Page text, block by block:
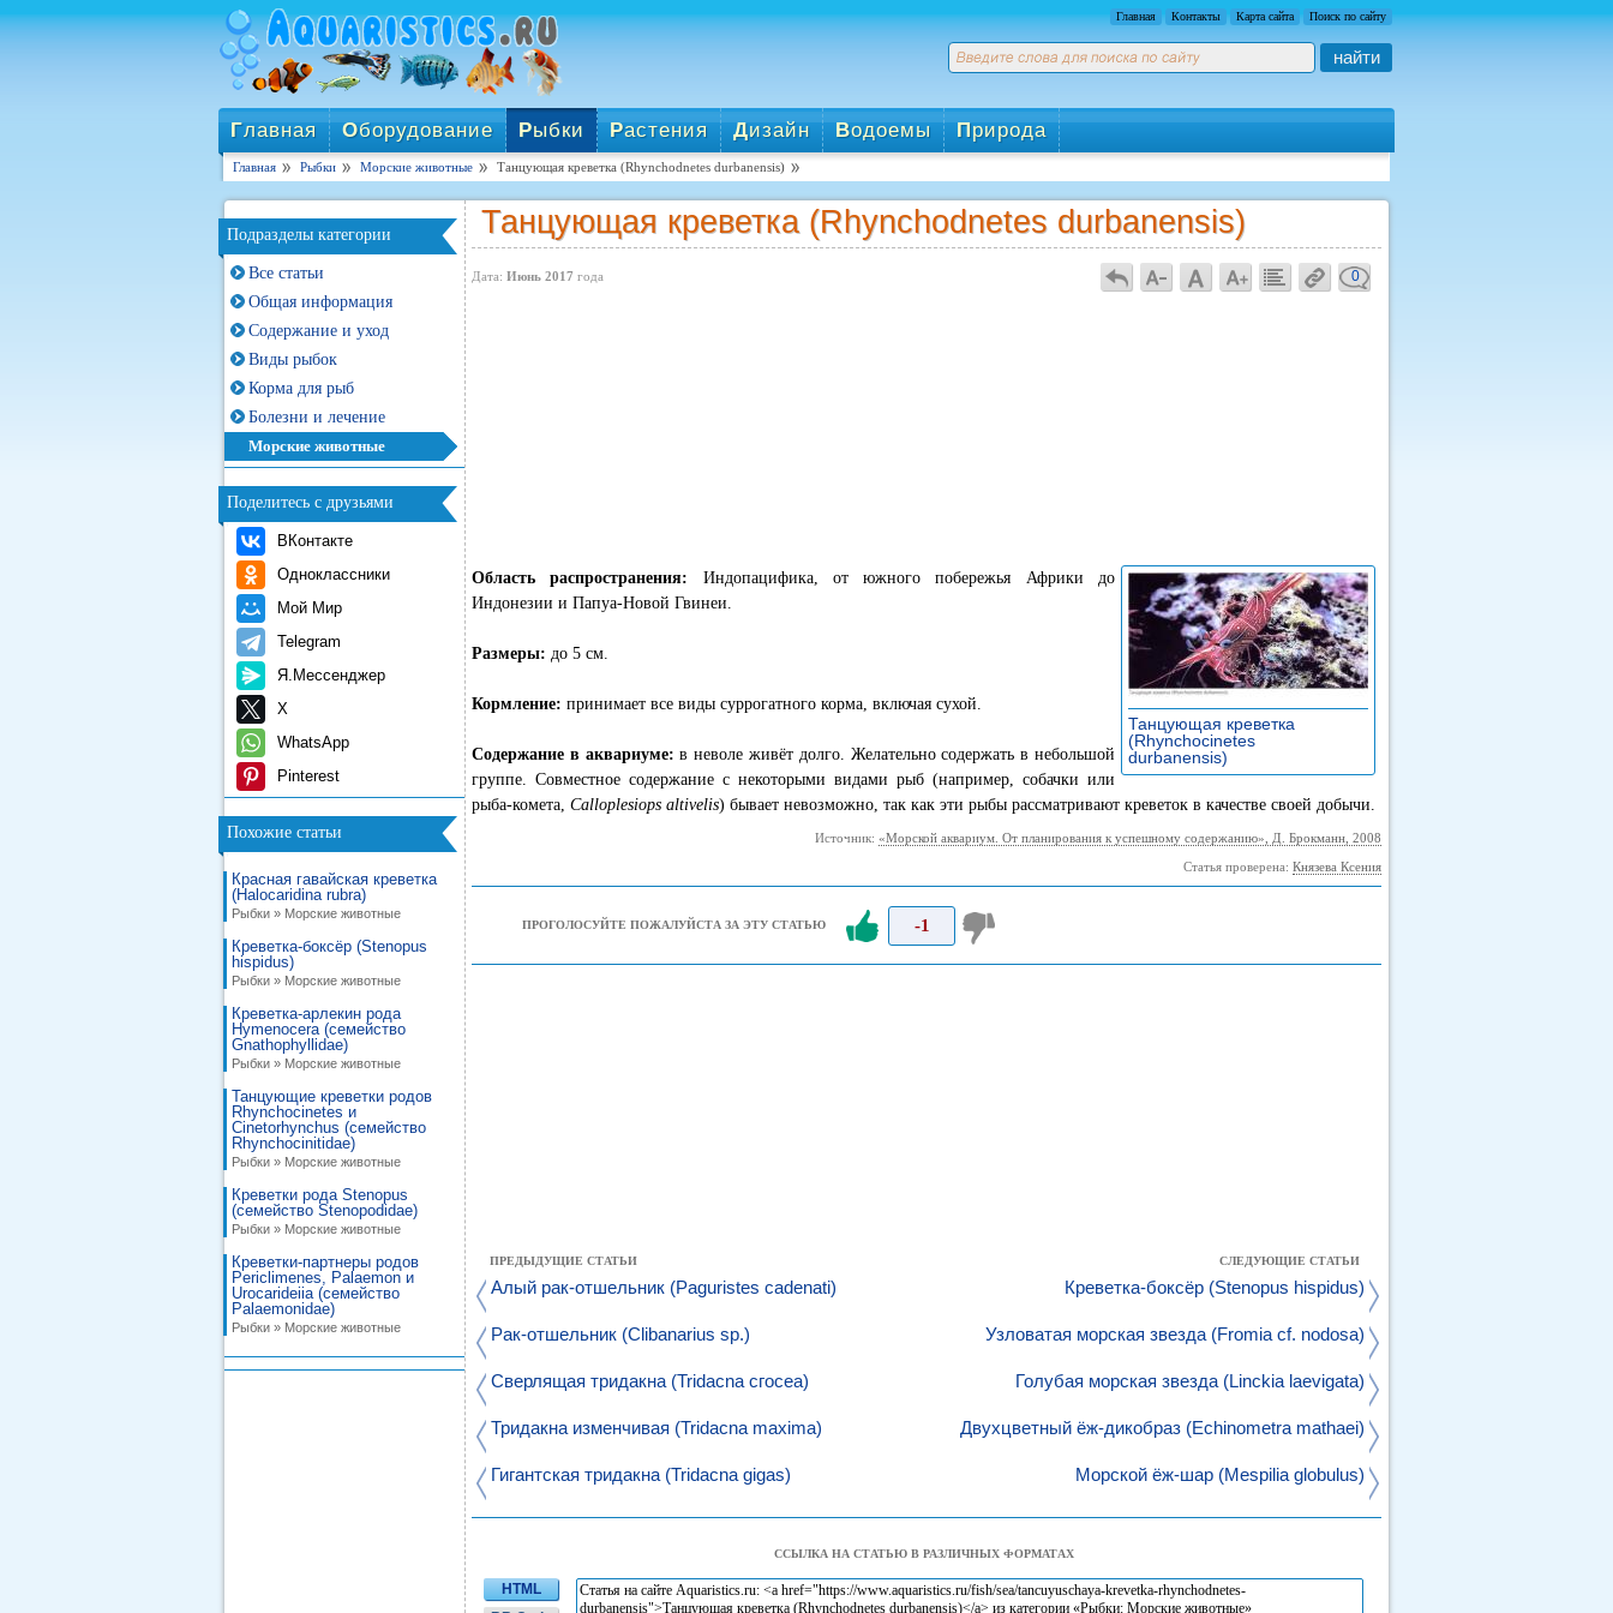
Главная Контакты Карта сайта Поиск по сайту
найти
Главная Оборудование Рыбки Растения Дизайн Водоемы Природа
Главная Рыбки Морские животные Танцующая креветка (Rhynchodnetes durbanensis)
Подразделы категории
Все статьи
Общая информация
Содержание и уход
Виды рыбок
Корма для рыб
Болезни и лечение
Морские животные
Поделитесь с друзьями
ВКонтакте
Одноклассники
Мой Мир
Telegram
Я.Мессенджер
X
WhatsApp
Pinterest
Похожие статьи
Красная гавайская креветка
(Halocaridina rubra)
Рыбки » Морские животные
Креветка-боксёр (Stenopus
hispidus)
Рыбки » Морские животные
Креветка-арлекин рода
Hymenocera (семейство
Gnathophyllidae)
Рыбки » Морские животные
Танцующие креветки родов
Rhynchocinetes и
Cinetorhynchus (семейство
Rhynchocinitidae)
Рыбки » Морские животные
Креветки рода Stenopus
(семейство Stenopodidae)
Рыбки » Морские животные
Креветки-партнеры родов
Periclimenes, Palaemon и
Urocarideiia (семейство
Palaemonidae)
Рыбки » Морские животные
Танцующая креветка (Rhynchodnetes durbanensis)
Дата: Июнь 2017 года 0
Танцующая креветка
(Rhynchocinetes
durbanensis)
Область распространения: Индопацифика, от южного побережья Африки до
Индонезии и Папуа-Новой Гвинеи.
Размеры: до 5 см.
Кормление: принимает все виды суррогатного корма, включая сухой.
Содержание в аквариуме: в неволе живёт долго. Желательно содержать в небольшой
группе. Совместное содержание с некоторыми видами рыб (например, собачки или
рыба-комета, Calloplesiops altivelis) бывает невозможно, так как эти рыбы рассматривают креветок в качестве своей добычи.
Источник: «Морской аквариум. От планирования к успешному содержанию», Д. Брокманн, 2008
Статья проверена: Князева Ксения
ПРОГОЛОСУЙТЕ ПОЖАЛУЙСТА ЗА ЭТУ СТАТЬЮ -1
ПРЕДЫДУЩИЕ СТАТЬИ
Алый рак-отшельник (Paguristes cadenati)
Рак-отшельник (Clibanarius sp.)
Сверлящая тридакна (Tridacna сгосеа)
Тридакна изменчивая (Tridacna maxima)
Гигантская тридакна (Tridacna gigas)
СЛЕДУЮЩИЕ СТАТЬИ
Креветка-боксёр (Stenopus hispidus)
Узловатая морская звезда (Fromia cf. nodosa)
Голубая морская звезда (Linckia laevigata)
Двухцветный ёж-дикобраз (Echinometra mathaei)
Морской ёж-шар (Mespilia globulus)
ССЫЛКА НА СТАТЬЮ В РАЗЛИЧНЫХ ФОРМАТАХ
HTML